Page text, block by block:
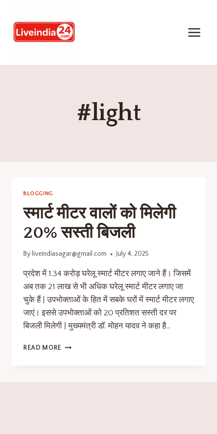
#light
BLOGGING
स्मार्ट मीटर वालों को मिलेगी
20% सस्ती बिजली
By liveindiasagar@gmail.com July 4, 2025
प्रदेश में 1.34 करोड़ घरेलू स्मार्ट मीटर लगाए जाने हैं। जिसमें
अब तक 21 लाख से भी अधिक घरेलू स्मार्ट मीटर लगाए जा
चुके हैं | उपभोक्ताओं के हित में सबके घरों में स्मार्ट मीटर लगाए
जाएं। इससे उपभोक्ताओं को 20 प्रतिशत सस्ती दर पर
बिजली मिलेगी | मुख्यमंत्री डॉ. मोहन यादव ने कहा है…
READ MORE